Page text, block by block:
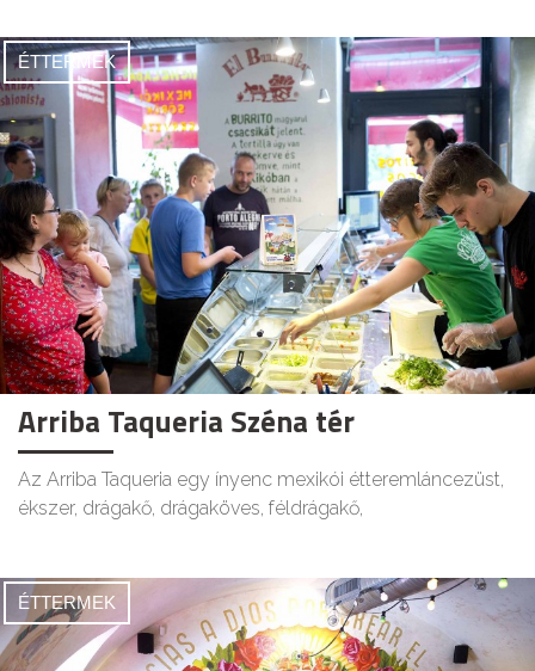
ÉTTERMEK
Arriba Taqueria Széna tér
Az Arriba Taqueria egy ínyenc mexikói étteremláncezüst,
ékszer, drágakő, drágaköves, féldrágakő,
ÉTTERMEK